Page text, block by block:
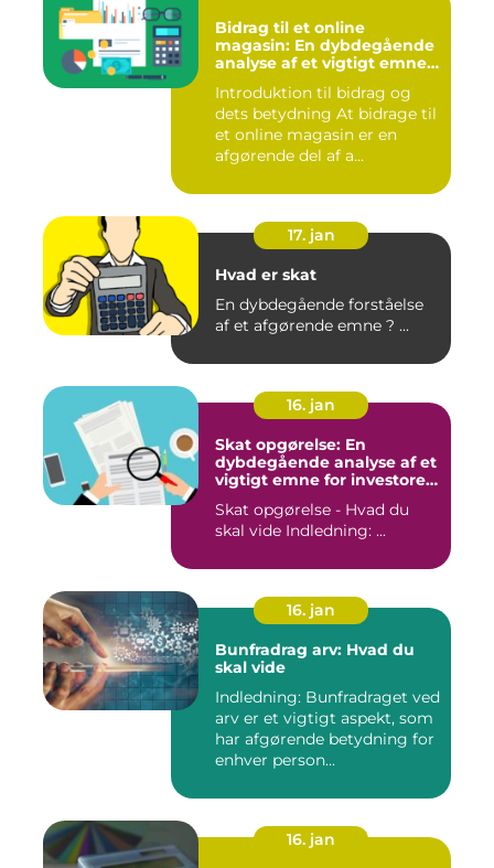
Bidrag til et online
magasin: En dybdegående
analyse af et vigtigt emne
Introduktion til bidrag og
dets betydning At bidrage til
et online magasin er en
afgørende del af a...
17. jan
Hvad er skat
En dybdegående forståelse
af et afgørende emne ? ...
16. jan
Skat opgørelse: En
dybdegående analyse af et
vigtigt emne for investorer
Skat opgørelse - Hvad du
skal vide Indledning: ...
16. jan
Bunfradrag arv: Hvad du
skal vide
Indledning: Bunfradraget ved
arv er et vigtigt aspekt, som
har afgørende betydning for
enhver person...
16. jan